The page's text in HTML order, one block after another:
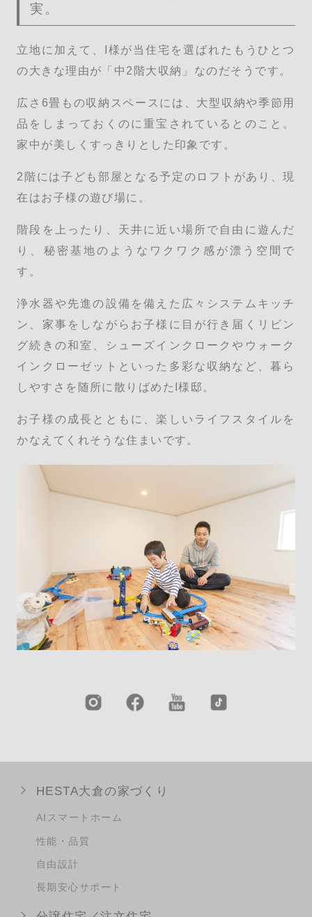
実。
立地に加えて、I様が当住宅を選ばれたもうひとつ
の大きな理由が「中2階大収納」なのだそうです。
広さ6畳もの収納スペースには、大型収納や季節用
品をしまっておくのに重宝されているとのこと。
家中が美しくすっきりとした印象です。
2階には子ども部屋となる予定のロフトがあり、現
在はお子様の遊び場に。
階段を上ったり、天井に近い場所で自由に遊んだ
り、秘密基地のようなワクワク感が漂う空間で
す。
浄水器や先進の設備を備えた広々システムキッチ
ン、家事をしながらお子様に目が行き届くリビン
グ続きの和室、シューズインクロークやウォーク
インクローゼットといった多彩な収納など、暮ら
しやすさを随所に散りばめたI様邸。
お子様の成長とともに、楽しいライフスタイルを
かなえてくれそうな住まいです。
HESTA大倉の家づくり
AIスマートホーム
性能・品質
自由設計
長期安心サポート